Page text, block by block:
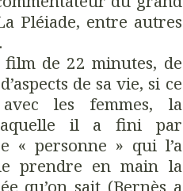
Pléiade, entre autres
film de 22 minutes, de
de sa vie, si ce
les femmes, la
il a fini par
« personne » qui l’a
prendre en main la